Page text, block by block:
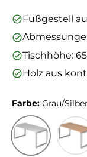
Fußgestell
Tischhöhe:
Holz aus
Farbe: Grau/Silber